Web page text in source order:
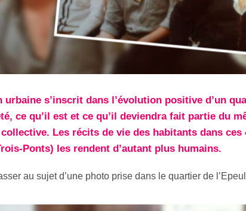
s’inscrit dans l’évolution positive d’un
ce qu’il est et ce qu’il deviendra fait partie du
Les récits de vie des habitants dans ces
Ponts) les rendent d’autant plus humains.
au sujet d’une photo prise dans le quartier de